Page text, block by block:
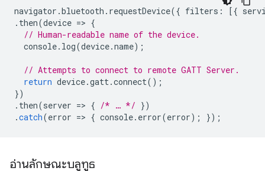
navigator .bluetooth . requestDevice({ filters : [{
. then(device => {
// Human-readable name of the device.
console. log(device.name);
// Attempts to connect to remote GATT Server.
return device.gatt.connect();
})
. then(server => { /* … */ })
.catch(error => { console. error(error); });
อ่านลักษณะบลูทูธ